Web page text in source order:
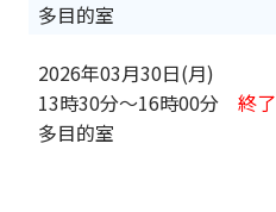
多目的室
2026年03月30日(月)
13時30分〜16時00分
多目的室
終了